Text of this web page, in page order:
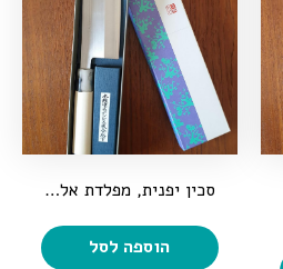
סכין יפנית, מפלדת אל-חלד, במיוחד לירקות
הוספה לסל